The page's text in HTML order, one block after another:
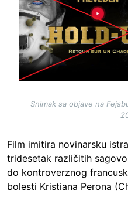
Snimak sa objave na
Film imitira novinarsku
tridesetak različitih
do kontroverznog
bolesti Kristiana Perona